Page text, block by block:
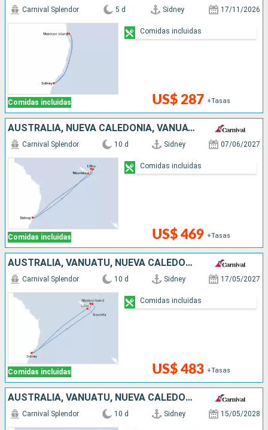
Comidas incluidas
Carnival Splendor 5 d Sidney 17/11/2026
US$ 287 +Tasas
Comidas incluidas
AUSTRALIA, NUEVA CALEDONIA, VANUATU
Comidas incluidas
Carnival Splendor 10 d Sidney 07/06/2027
US$ 469 +Tasas
Comidas incluidas
AUSTRALIA, VANUATU, NUEVA CALEDONIA
Comidas incluidas
Carnival Splendor 10 d Sidney 17/05/2027
US$ 483 +Tasas
Comidas incluidas
AUSTRALIA, VANUATU, NUEVA CALEDONIA
Carnival Splendor 10 d Sidney 15/05/2028